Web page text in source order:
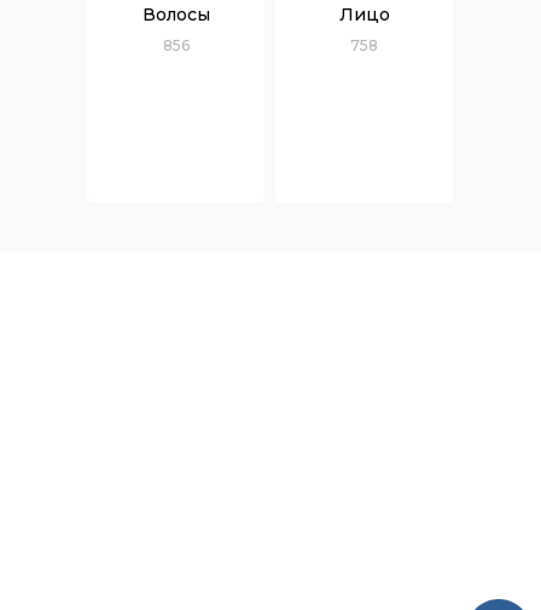
Волосы
856
Лицо
758